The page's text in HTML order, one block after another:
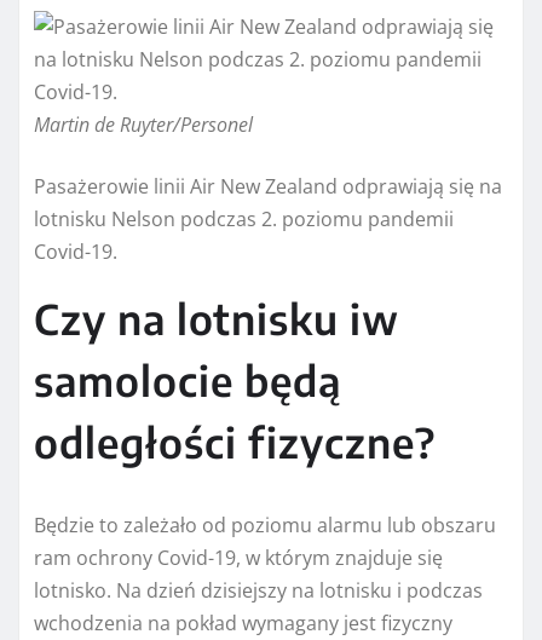
Martin de Ruyter/Personel
Pasażerowie linii Air New Zealand odprawiają się na
lotnisku Nelson podczas 2. poziomu pandemii
Covid-19.
Czy na lotnisku iw
samolocie będą
odległości fizyczne?
Będzie to zależało od poziomu alarmu lub obszaru
ram ochrony Covid-19, w którym znajduje się
lotnisko. Na dzień dzisiejszy na lotnisku i podczas
wchodzenia na pokład wymagany jest fizyczny